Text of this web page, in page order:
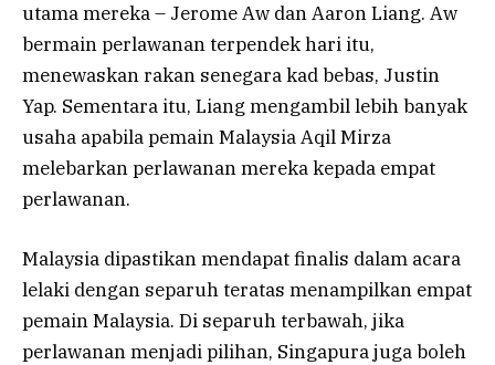
utama mereka – Jerome Aw dan Aaron Liang. Aw
bermain perlawanan terpendek hari itu,
menewaskan rakan senegara kad bebas, Justin
Yap. Sementara itu, Liang mengambil lebih banyak
usaha apabila pemain Malaysia Aqil Mirza
melebarkan perlawanan mereka kepada empat
perlawanan.
Malaysia dipastikan mendapat finalis dalam acara
lelaki dengan separuh teratas menampilkan empat
pemain Malaysia. Di separuh terbawah, jika
perlawanan menjadi pilihan, Singapura juga boleh